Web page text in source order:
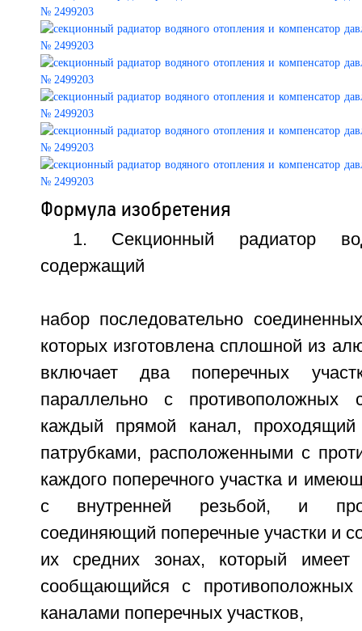
Формула изобретения
1. Секционный радиатор
содержащий
набор последовательно
которых изготовлена сплошной из
включает два поперечных
параллельно с
каждый прямой канал,
патрубками, расположенными с
каждого поперечного участка и
с внутренней резьбой, и
соединяющий поперечные участки и
их средних зонах, который имеет
сообщающийся с
каналами поперечных участков,